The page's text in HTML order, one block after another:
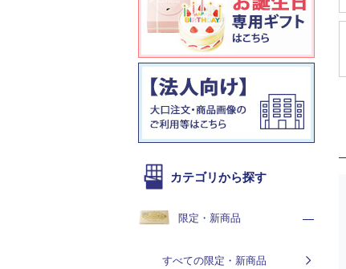
カテゴリから探す
限定・新商品
すべての限定・新商品